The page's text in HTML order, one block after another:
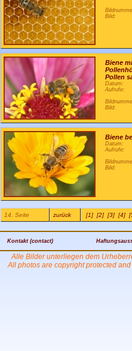
Bild:
Biene
Pollen
Datum:
Aufrufe:
Bild:
Biene
Datum:
Aufrufe:
Bild:
14. Seite zurück [1] [2] [3] [4]
Kontakt (contact)
Alle Bilder unterliegen dem
All photos are copyright protected